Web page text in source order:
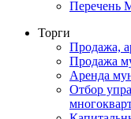
Перечень
Торги
Продажа,
Продажа
Аренда
Отбор